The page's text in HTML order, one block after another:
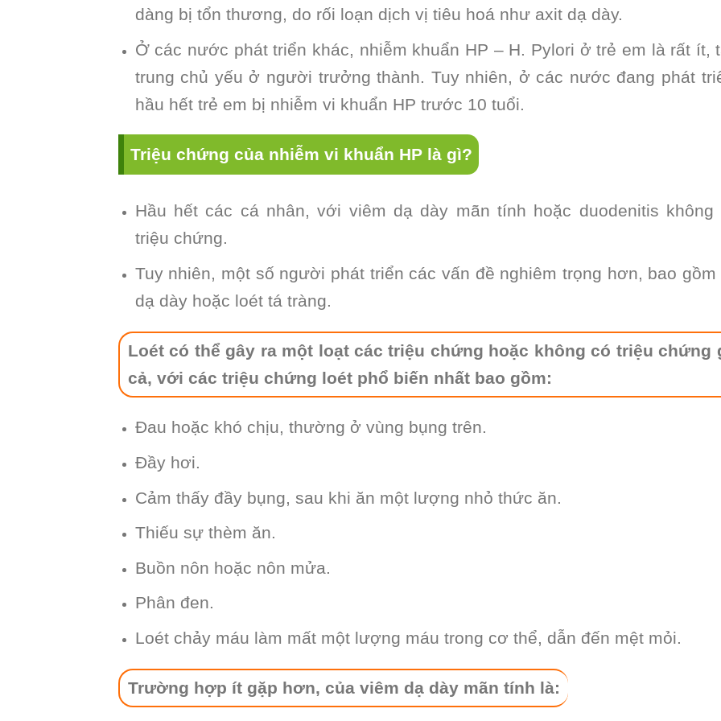
dàng bị tổn thương, do rối loạn dịch vị tiêu hoá như axit dạ dày.
Ở các nước phát triển khác, nhiễm khuẩn HP – H. Pylori ở trẻ em là rất ít,
trung chủ yếu ở người trưởng thành. Tuy nhiên, ở các nước đang phát
hầu hết trẻ em bị nhiễm vi khuẩn HP trước 10 tuổi.
Triệu chứng của nhiễm vi khuẩn HP là gì?
Hầu hết các cá nhân, với viêm dạ dày mãn tính hoặc duodenitis không
triệu chứng.
Tuy nhiên, một số người phát triển các vấn đề nghiêm trọng hơn, bao gồm
dạ dày hoặc loét tá tràng.
Loét có thể gây ra một loạt các triệu chứng hoặc không có triệu chứng
cả, với các triệu chứng loét phổ biến nhất bao gồm:
Đau hoặc khó chịu, thường ở vùng bụng trên.
Đầy hơi.
Cảm thấy đầy bụng, sau khi ăn một lượng nhỏ thức ăn.
Thiếu sự thèm ăn.
Buồn nôn hoặc nôn mửa.
Phân đen.
Loét chảy máu làm mất một lượng máu trong cơ thể, dẫn đến mệt mỏi.
Trường hợp ít gặp hơn, của viêm dạ dày mãn tính là: